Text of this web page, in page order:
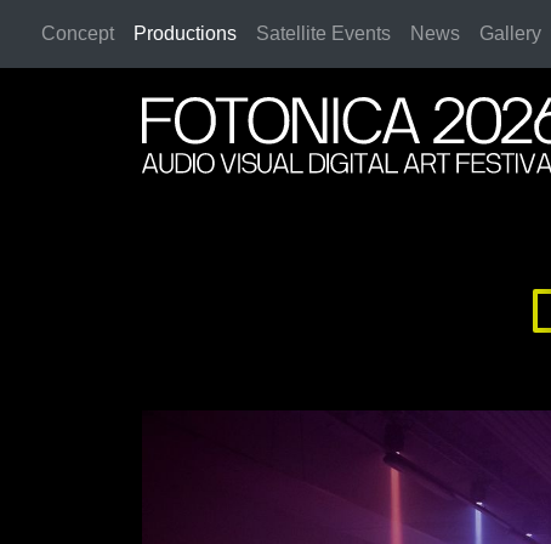
2026 Rome
Concept Productions Satellite Events News Gallery